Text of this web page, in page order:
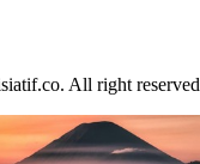
All right reserved